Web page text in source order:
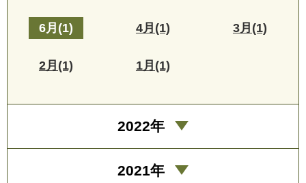
6月(1) 4月(1) 3月(1)
2月(1) 1月(1)
2022年
2021年